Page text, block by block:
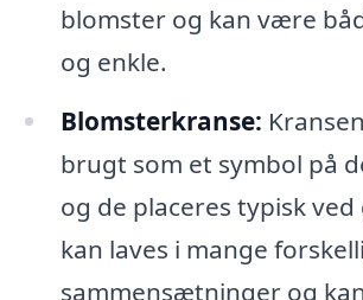
blomster og kan være
og enkle.
Blomsterkranse:
brugt som et symbol på
og de placeres typisk ved
kan laves i mange
sammensætninger og